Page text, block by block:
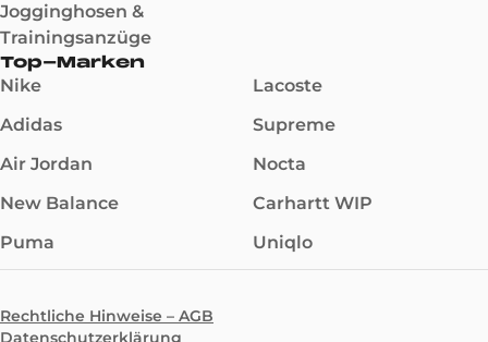
Jogginghosen &
Trainingsanzüge
Top-Marken
Nike
Adidas
Air Jordan
New Balance
Puma
Lacoste
Supreme
Nocta
Carhartt WIP
Uniqlo
Rechtliche Hinweise – AGB
Datenschutzerklärung